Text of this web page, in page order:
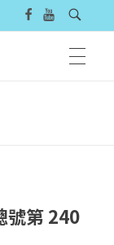
號第 240